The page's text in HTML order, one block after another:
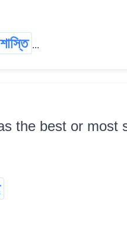
...
the best or most